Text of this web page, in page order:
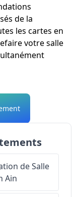
de la
les cartes en
votre salle
de Salle
Ain